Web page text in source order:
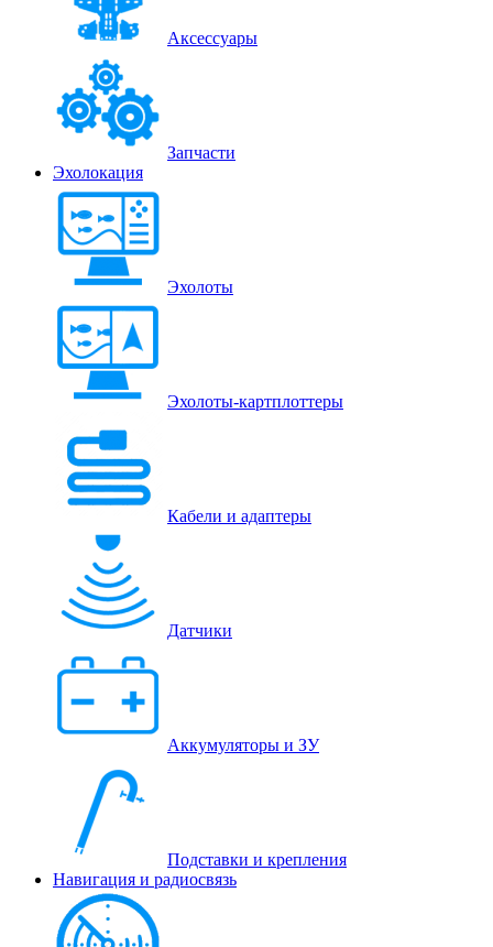
Аксессуары
Запчасти
Эхолокация
Эхолоты
Эхолоты-картплоттеры
Кабели и адаптеры
Датчики
Аккумуляторы и ЗУ
Подставки и крепления
Навигация и радиосвязь